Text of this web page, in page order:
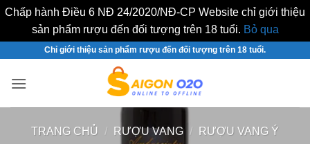
Chấp hành Điều 6 NĐ 24/2020/NĐ-CP Website chỉ giới thiệu
sản phẩm rượu đến đối tượng trên 18 tuổi. Bỏ qua
nội
Chỉ giới thiệu sản phẩm rượu đến đối tượng trên 18 tuổi.
TRANG CHỦ / RƯỢU VANG / RƯỢU VANG Ý